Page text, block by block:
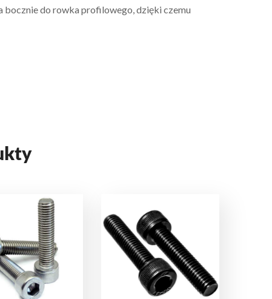
bocznie do rowka profilowego, dzięki czemu